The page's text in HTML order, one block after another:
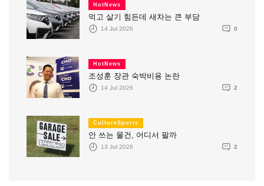
HotNews
먹고 살기 힘든데 새차는 큰 부담
14 Jul 2026 0
HotNews
조성훈 장관 숙박비용 논란
14 Jul 2026 2
CultureSports
안 쓰는 물건, 어디서 팔까
13 Jul 2026 2